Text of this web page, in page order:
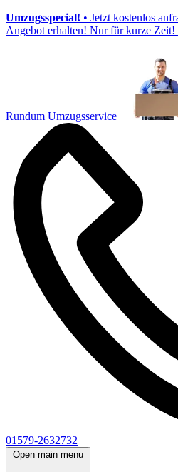
Umzugsspecial! • Jetzt kostenlos
Angebot erhalten! Nur für kurze Zeit!
Rundum Umzugsservice
01579-2632732
Open main menu